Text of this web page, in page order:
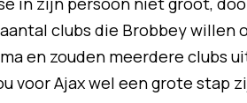
clubs die Brobbey willen
en zouden meerdere clubs
voor Ajax wel een grote stap